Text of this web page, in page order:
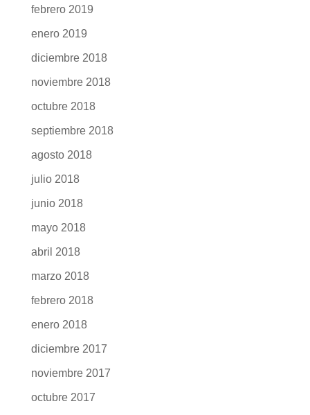
febrero 2019
enero 2019
diciembre 2018
noviembre 2018
octubre 2018
septiembre 2018
agosto 2018
julio 2018
junio 2018
mayo 2018
abril 2018
marzo 2018
febrero 2018
enero 2018
diciembre 2017
noviembre 2017
octubre 2017